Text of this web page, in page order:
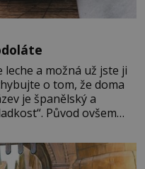
a možná už jste ji
o tom, že doma
je španělský a
Původ ovšem
zemí a k tomu